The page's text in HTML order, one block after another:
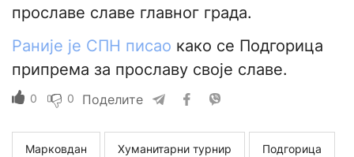
прославе славе главног града.
Раније је СПН писао како се Подгорица
припрема за прославу своје славе.
0 0 Поделите
Марковдан Хуманитарни турнир Подгорица